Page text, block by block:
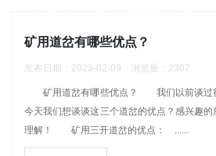
矿用道岔有哪些优点？
发布日期：2023-02-09 浏览量：2307
矿用道岔有哪些优点？ 我们以前谈过很
今天我们想谈谈这三个道岔的优点？感兴趣
理解！ 矿用三开道岔的优点： ......